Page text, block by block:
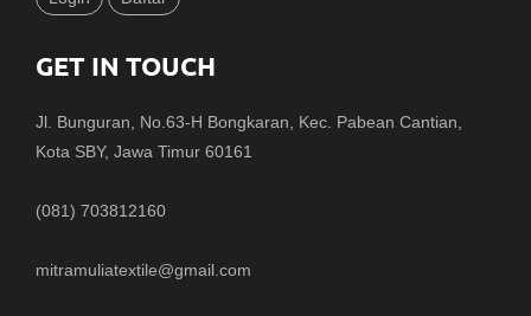
GET IN TOUCH
Jl. Bunguran, No.63-H Bongkaran, Kec. Pabean Cantian,
Kota SBY, Jawa Timur 60161
(081) 703812160
mitramuliatextile@gmail.com